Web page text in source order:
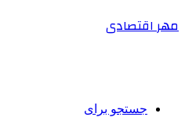
مهر اقتصادی
جستجو برای